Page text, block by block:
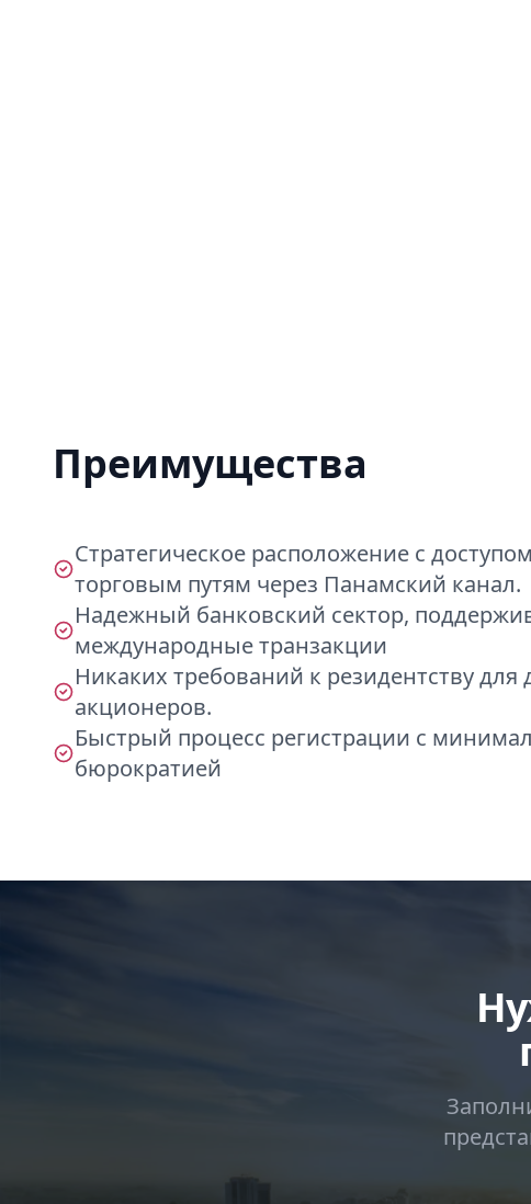
Преимущества
Стратегическое расположение с
торговым путям через Панамский канал.
Надежный банковский сектор,
международные транзакции
Никаких требований к резидентству для
акционеров.
Быстрый процесс регистрации с
бюрократией